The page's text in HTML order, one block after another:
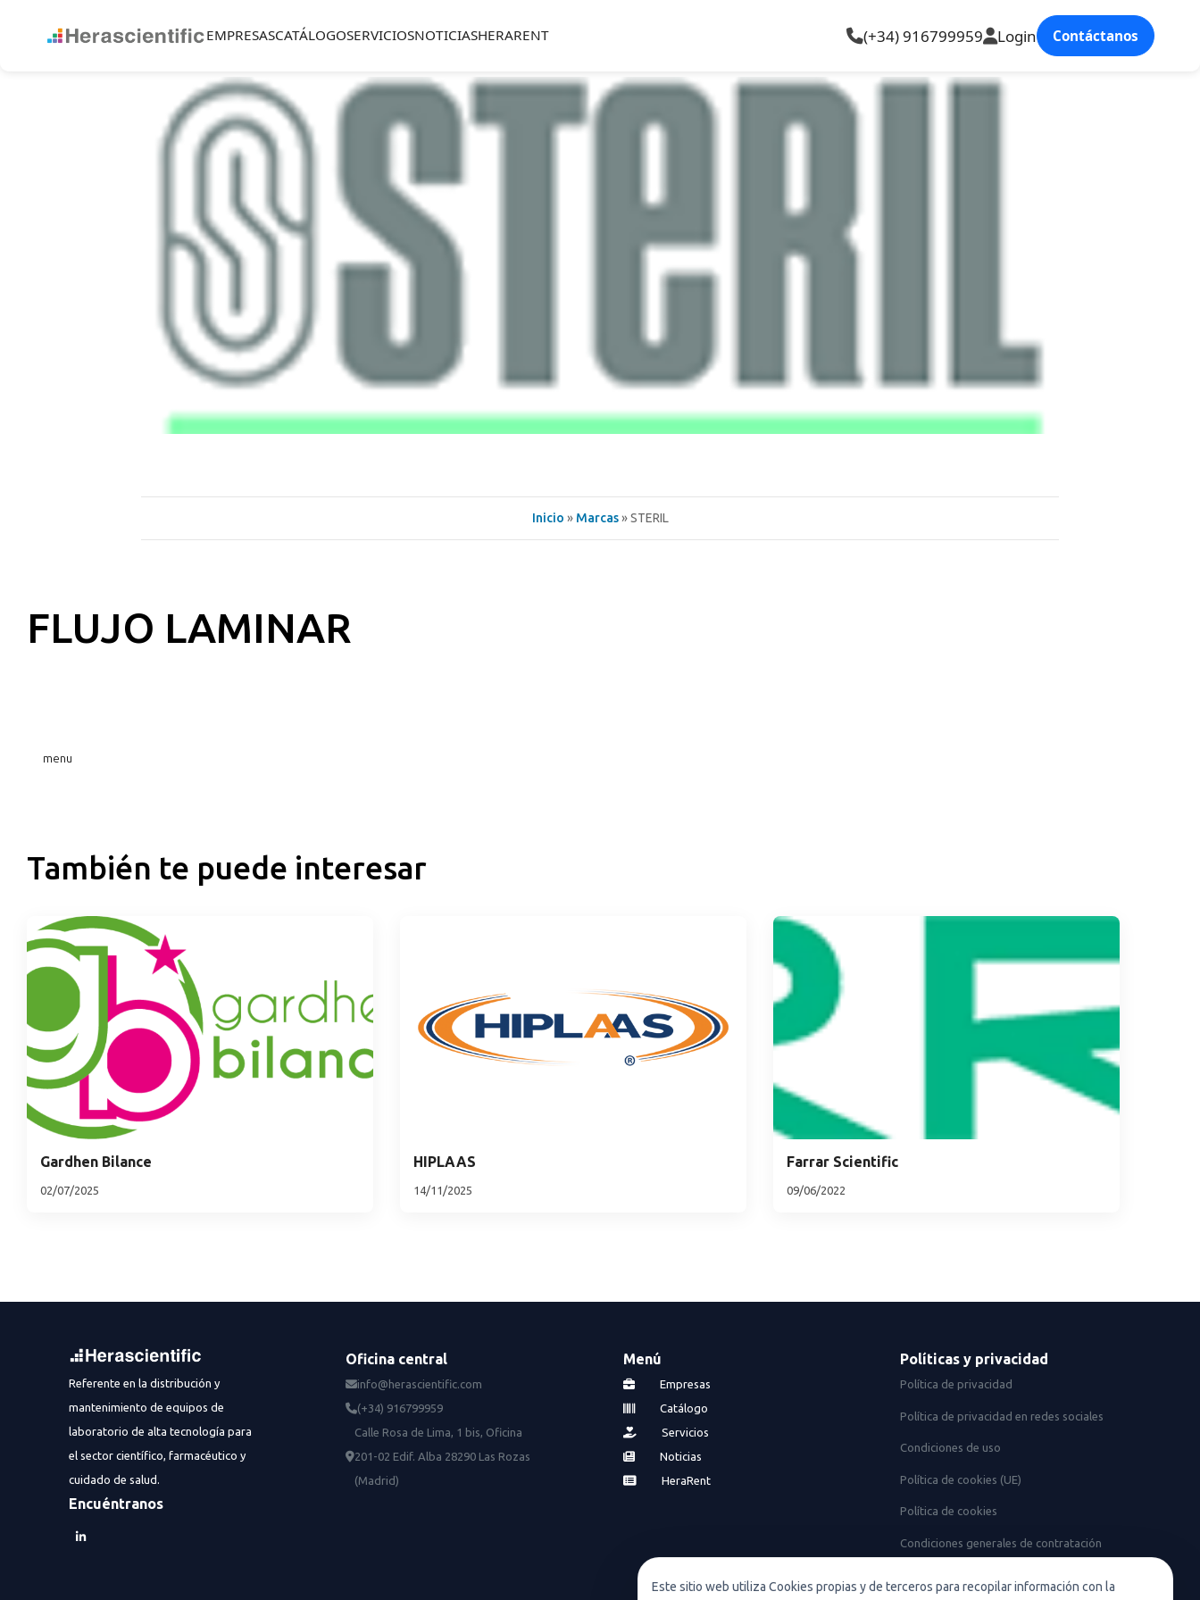
Este sitio web utiliza Cookies propias y de terceros para recopilar información con la
EMPRESASCATÁLOGOSERVICIOSNOTICIASHERARENT (+34) 916799959 Login Contáctanos
Inicio » Marcas» STERIL
FLUJO LAMINAR
menu
También te puede interesar
Gardhen Bilance
02/07/2025
HIPLAAS
14/11/2025
Farrar Scientific
09/06/2022
Referente en la distribución y
mantenimiento de equipos de
laboratorio de alta tecnología para
el sector científico, farmacéutico y
cuidado de salud.
Encuéntranos
Oficina central
info@herascientific.com
(+34) 916799959
Calle Rosa de Lima, 1 bis, Oficina
201-02 Edif. Alba 28290 Las Rozas
(Madrid)
Menú
Empresas
Catálogo
Servicios
Noticias
HeraRent
Políticas y privacidad
Política de privacidad
Política de privacidad en redes sociales
Condiciones de uso
Política de cookies (UE)
Política de cookies
Condiciones generales de contratación